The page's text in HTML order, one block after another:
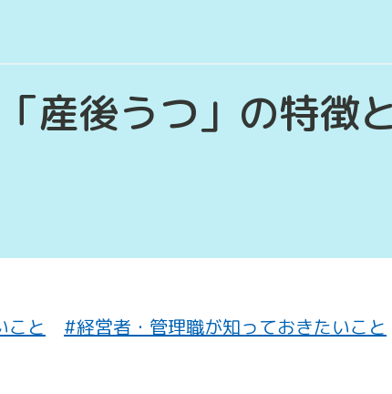
産後うつ」の特徴
こと #経営者・管理職が知っておきたいこと